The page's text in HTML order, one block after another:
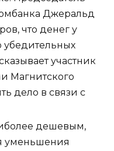
Джеральд
что денег у
убедительных
участник
Магнитского
дело в связи с
дешевым,
уменьшения